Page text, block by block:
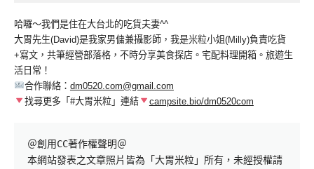
哈囉～我們是住在大台北的吃貨夫妻^^
大胃先生(David)是我家男傭兼攝影師，我是米粒小姐(Milly)負責吃貨
+寫文，共筆經營部落格，不時分享美食探店。宅配料理開箱。旅遊生
活日常！
合作聯絡： dm0520.com@gmail.com
找尋更多「#大胃米粒」連結
campsite.bio/dm0520com
＠創用CC著作權聲明＠
本網站發表之文章照片皆為「大胃米粒」所有，未經授權請